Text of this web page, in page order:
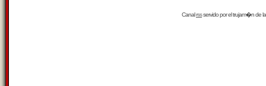
Canalrssservido por eltrujam�nde